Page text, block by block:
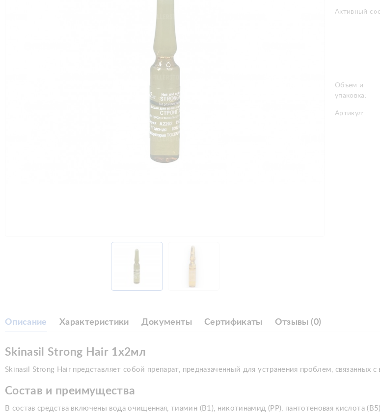
Активный
Объем и
упаковка:
Артикул:
Описание Характеристики Документы Сертификаты Отзывы (0)
Skinasil Strong Hair 1x2мл
Skinasil Strong Hair представляет собой препарат, предназаченный для устранения проблем,
Состав и преимущества
В состав средства включены вода очищенная, тиамин (В1), никотинамид (РР), пантотеновая кислота